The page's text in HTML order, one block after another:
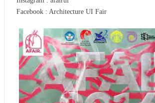
Facebook : Architecture UI Fair